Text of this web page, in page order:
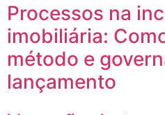
Processos na
imobiliária:
método e
lançamento